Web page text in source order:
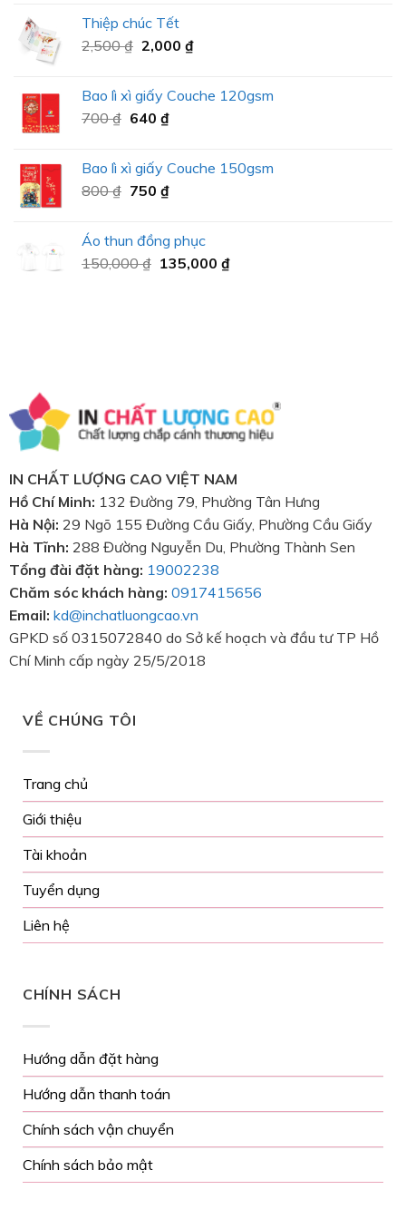
Thiệp chúc Tết
2,500₫ 2,000 ₫
Bao lì xì giấy Couche 120gsm
700₫ 640 ₫
Bao lì xì giấy Couche 150gsm
800₫ 750 ₫
Áo thun đồng phục
150,000₫ 135,000 ₫
IN CHẤT LƯỢNG CAO VIỆT NAM
Hồ Chí Minh: 132 Đường 79, Phường Tân Hưng
Hà Nội: 29 Ngõ 155 Đường Cầu Giấy, Phường Cầu Giấy
Hà Tĩnh: 288 Đường Nguyễn Du, Phường Thành Sen
Tổng đài đặt hàng: 19002238
Chăm sóc khách hàng: 0917415656
Email: kd@inchatluongcao.vn
GPKD số 0315072840 do Sở kế hoạch và đầu tư TP Hồ
Chí Minh cấp ngày 25/5/2018
VỀ CHÚNG TÔI
Trang chủ
Giới thiệu
Tài khoản
Tuyển dụng
Liên hệ
CHÍNH SÁCH
Hướng dẫn đặt hàng
Hướng dẫn thanh toán
Chính sách vận chuyển
Chính sách bảo mật